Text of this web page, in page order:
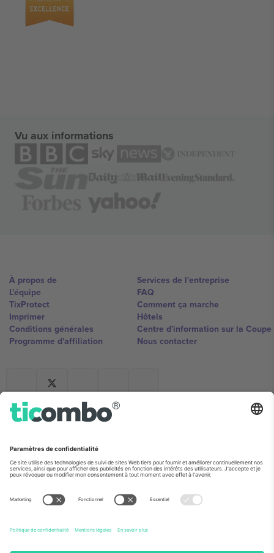
Vu aux informations
À propos de
L'équipe
TixProtect
Imprimer
Conditions générales
Programme d'affiliation
Services de l'entreprise
FAQ
Comment ça marche
Hôtels
Centre d'information sur la Coupe
Nous contacter
Ticombo France
Mimi Balkanska 132, 1540, Sofia,
Bulgaria
L'entité juridique du fournisseur de la plateforme peut changer en
détails, consultez la page spécifique de l'événement, les mentions